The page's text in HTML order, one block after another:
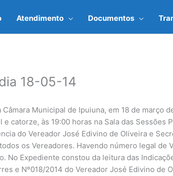
Atendimento Documentos
18-05-14
Municipal de Ipuiuna, em 18 de março
e catorze, às 19:00 horas na Sala das Sessões
do Vereador José Edivino de Oliveira e
os Vereadores. Havendo número legal de
No Expediente constou da leitura das
e Nº018/2014 do Vereador José Edivino de